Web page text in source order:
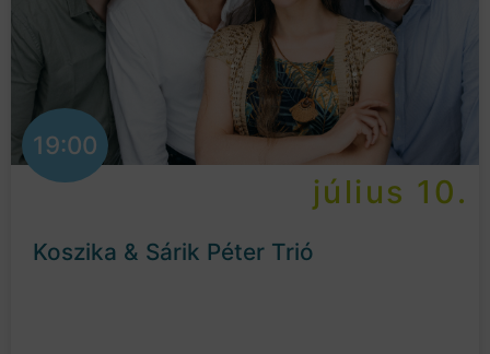
19:00
július 10.
Koszika & Sárik Péter Trió